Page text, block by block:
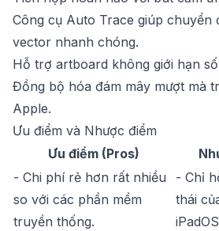
Công cụ Auto Trace giúp chuyển
vector nhanh chóng.
Hỗ trợ artboard không giới hạn
Đồng bộ hóa đám mây mượt mà
Apple.
Ưu điểm và Nhược điểm
Ưu điểm (Pros)
- Chi phí rẻ hơn rất nhiều
so với các phần mềm
truyền thống.
- Chỉ
thái